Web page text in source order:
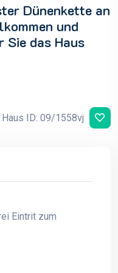
Dünenkette an
und
Sie das Haus
Haus ID: 09/1558vj
Eintrit zum